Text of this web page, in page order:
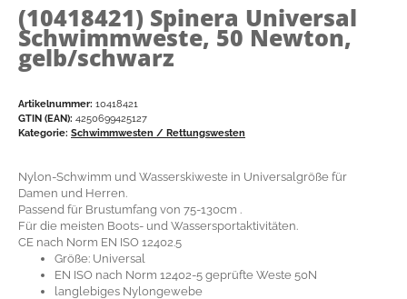
(10418421) Spinera Universal
Schwimmweste, 50 Newton,
gelb/schwarz
Artikelnummer: 10418421
GTIN (EAN): 4250699425127
Kategorie: Schwimmwesten / Rettungswesten
Nylon-Schwimm und Wasserskiweste in Universalgröße für
Damen und Herren.
Passend für Brustumfang von 75-130cm .
Für die meisten Boots- und Wassersportaktivitäten.
CE nach Norm EN ISO 12402.5
Größe: Universal
EN ISO nach Norm 12402-5 geprüfte Weste 50N
langlebiges Nylongewebe